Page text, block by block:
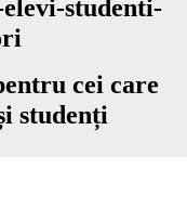
cei care
studenți